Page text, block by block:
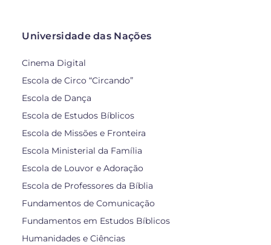
Universidade das Nações
Cinema Digital
Escola de Circo “Circando”
Escola de Dança
Escola de Estudos Bíblicos
Escola de Missões e Fronteira
Escola Ministerial da Família
Escola de Louvor e Adoração
Escola de Professores da Bíblia
Fundamentos de Comunicação
Fundamentos em Estudos Bíblicos
Humanidades e Ciências